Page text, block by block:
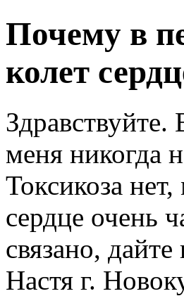
Почему в
колет
меня никогда
Токсикоза
сердце очень
связано,
Настя г.